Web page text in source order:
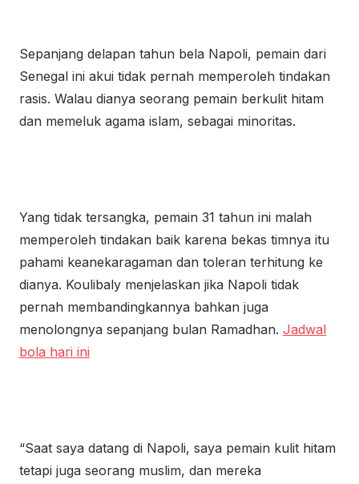
Sepanjang delapan tahun bela Napoli, pemain dari
Senegal ini akui tidak pernah memperoleh tindakan
rasis. Walau dianya seorang pemain berkulit hitam
dan memeluk agama islam, sebagai minoritas.
Yang tidak tersangka, pemain 31 tahun ini malah
memperoleh tindakan baik karena bekas timnya itu
pahami keanekaragaman dan toleran terhitung ke
dianya. Koulibaly menjelaskan jika Napoli tidak
pernah membandingkannya bahkan juga
menolongnya sepanjang bulan Ramadhan. Jadwal
bola hari ini
“Saat saya datang di Napoli, saya pemain kulit hitam
tetapi juga seorang muslim, dan mereka